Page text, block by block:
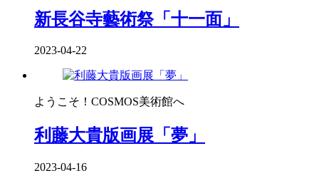
新長谷寺藝術祭「十一面」
2023-04-22
ようこそ！COSMOS美術館へ
利藤大貴版画展「夢」
2023-04-16